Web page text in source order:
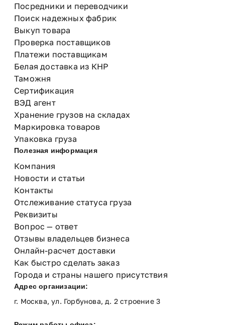
Посредники и переводчики
Поиск надежных фабрик
Выкуп товара
Проверка поставщиков
Платежи поставщикам
Белая доставка из КНР
Таможня
Сертификация
ВЭД агент
Хранение грузов на складах
Маркировка товаров
Упаковка груза
Полезная информация
Компания
Новости и статьи
Контакты
Отслеживание статуса груза
Реквизиты
Вопрос — ответ
Отзывы владельцев бизнеса
Онлайн-расчет доставки
Как быстро сделать заказ
Города и страны нашего присутствия
Адрес организации:
г. Москва, ул. Горбунова, д. 2 строение 3